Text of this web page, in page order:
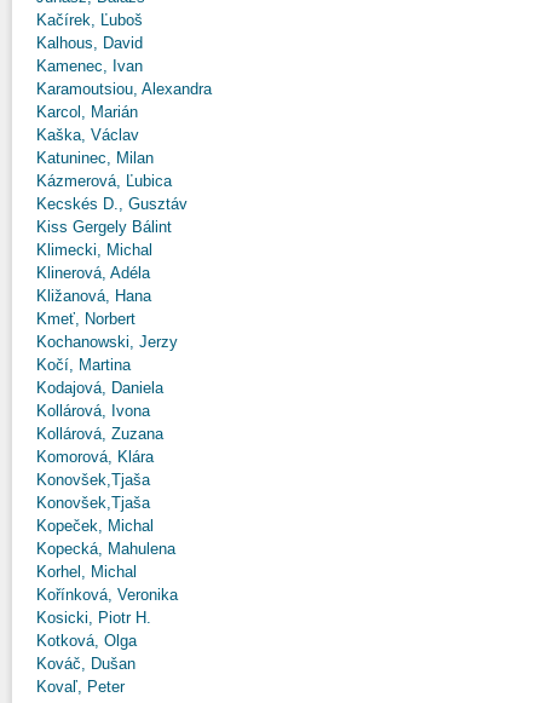
Kačírek, Ľuboš
Kalhous, David
Kamenec, Ivan
Karamoutsiou, Alexandra
Karcol, Marián
Kaška, Václav
Katuninec, Milan
Kázmerová, Ľubica
Kecskés D., Gusztáv
Kiss Gergely Bálint
Klimecki, Michal
Klinerová, Adéla
Kližanová, Hana
Kmeť, Norbert
Kochanowski, Jerzy
Kočí, Martina
Kodajová, Daniela
Kollárová, Ivona
Kollárová, Zuzana
Komorová, Klára
Konovšek,Tjaša
Konovšek,Tjaša
Kopeček, Michal
Kopecká, Mahulena
Korhel, Michal
Kořínková, Veronika
Kosicki, Piotr H.
Kotková, Olga
Kováč, Dušan
Kovaľ, Peter